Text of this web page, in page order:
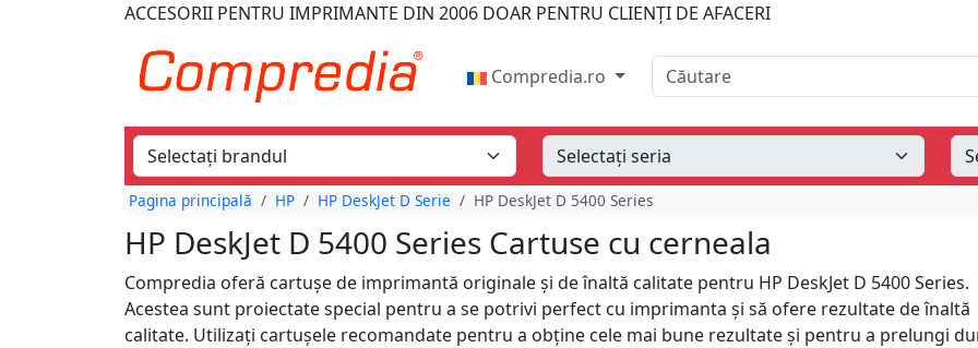
ACCESORII PENTRU IMPRIMANTE DIN 2006 DOAR PENTRU CLIENȚI DE AFACERI
Compredia.ro Căutare
Pagina principală HP HP DeskJet D Serie HP DeskJet D 5400 Series
HP DeskJet D 5400 Series Cartuse cu cerneala
Compredia oferă cartușe de imprimantă originale și de înaltă calitate pentru HP DeskJet D 5400 Series.
Acestea sunt proiectate special pentru a se potrivi perfect cu imprimanta și să ofere rezultate de înaltă
calitate. Utilizați cartușele recomandate pentru a obține cele mai bune rezultate și pentru a prelungi